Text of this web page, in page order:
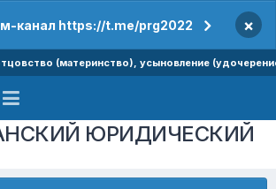
канал https://t.me/prg2022 ×
(материнство), усыновление
ЮРИДИЧЕСКИЙ